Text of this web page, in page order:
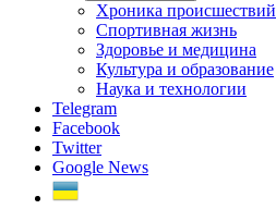
Хроника происшествий
Спортивная жизнь
Здоровье и медицина
Культура и образование
Наука и технологии
Telegram
Facebook
Twitter
Google News